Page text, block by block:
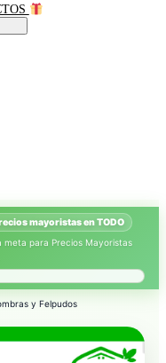
mayoristas en TODO
meta para Precios Mayoristas
y Felpudos